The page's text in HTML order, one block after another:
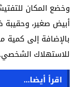
وخضع المكان
أبيض صغير،
بالإضافة إلى
للاستهلاك الشخصي.
اقرأ أيضا...